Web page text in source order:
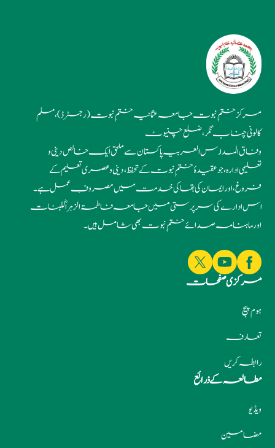
مرکز ختمِ نبوت جامعہ عثمانیہ ختمِ نبوت (رجسٹرڈ)، مسلم
کالونی چناب نگر، ضلع چنیوٹ
وفاق المدارس العربیہ پاکستان سے ملحق ایک خالص دینی و
تعلیمی ادارہ، جو عقیدۂ ختمِ نبوت کے تحفظ، دینی و عصری تعلیم کے
فروغ، اور ایمان کی بقا کی خدمت میں مصروفِ عمل ہے۔
اس ادارے کی سرپرستی میں جامعہ فاطمۃ الزہراؓ للبنات
اور ماہنامہ صدائے ختمِ نبوت بھی شامل ہیں۔
مرکزی صفحات
ہوم پیج
تعارف
رابطہ کریں
مطالعہ کے ذرائع
ویڈیو
مضامین